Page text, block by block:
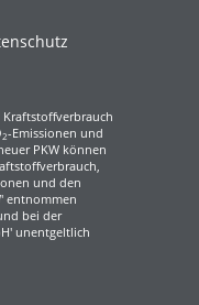
2-Emissionen und
PKW können
und den
entnommen
bei der
unentgeltlich